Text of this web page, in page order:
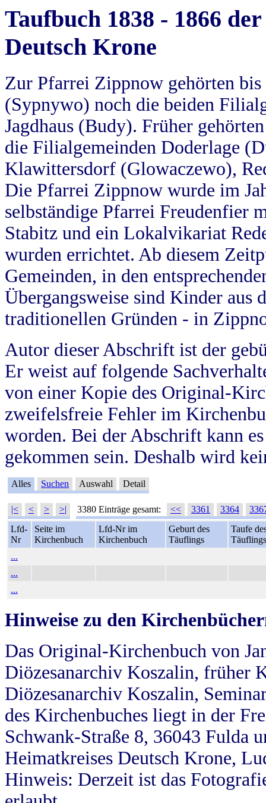
Taufbuch 1838 - 1866
Deutsch Krone
Zur Pfarrei Zippnow gehörten
(Sypnywo) noch die beiden
Jagdhaus (Budy). Früher
die Filialgemeinden Doderlage
Klawittersdorf (Glowaczewo),
Die Pfarrei Zippnow wurde im
selbständige Pfarrei Freudenfier
Stabitz und ein Lokalvikariat
wurden errichtet. Ab diesem
Gemeinden, in den
Übergangsweise sind Kinder aus
traditionellen Gründen - in
Autor dieser Abschrift ist der
Er weist auf folgende
von einer Kopie des Original-
zweifelsfreie Fehler im
worden. Bei der Abschrift kann
gekommen sein. Deshalb wird
Alles Suchen Auswahl Detail
|< < > >| 3380 Einträge gesamt: << 3361 3364
Lfd-
Nr
Seite im
Kirchenbuch
Lfd-Nr im
Kirchenbuch
Geburt des
Täuflings
Taufe
Täuflings
...
...
...
Hinweise zu den
Das Original-Kirchenbuch von
Diözesanarchiv Koszalin, früher
Diözesanarchiv Koszalin,
des Kirchenbuches liegt in der
Schwank-Straße 8, 36043 Fulda
Heimatkreises Deutsch Krone,
Hinweis: Derzeit ist das